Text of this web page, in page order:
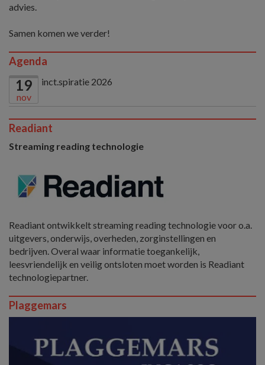
advies.
Samen komen we verder!
Agenda
19
nov
inct.spiratie 2026
Readiant
Streaming reading technologie
Readiant ontwikkelt streaming reading technologie voor o.a.
uitgevers, onderwijs, overheden, zorginstellingen en
bedrijven. Overal waar informatie toegankelijk,
leesvriendelijk en veilig ontsloten moet worden is Readiant
technologiepartner.
Plaggemars